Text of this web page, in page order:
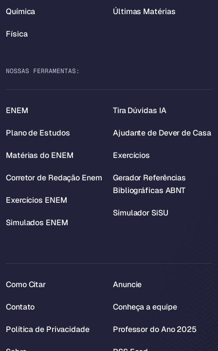
Química
Física
Últimas Matérias
NOSSAS FERRAMENTAS:
ENEM
Plano de Estudos
Matérias do ENEM
Corretor de Redação Enem
Exercícios ENEM
Simulados ENEM
Tira Dúvidas IA
Ajudante de Dever de Casa
Exercícios
Gerador Referências
Bibliográficas ABNT
Simulador SiSU
Como Citar
Contato
Política de Privacidade
Anuncie
Conheça a equipe
Professor do Ano 2025